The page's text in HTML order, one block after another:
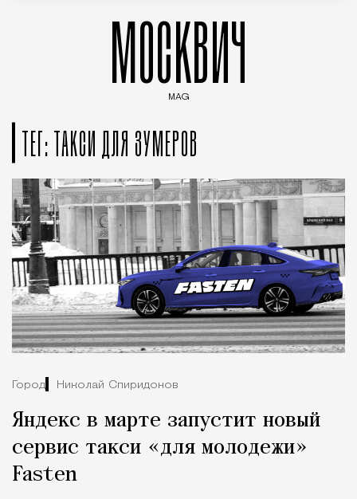
МОСКВИЧ
MAG
ТЕГ: ТАКСИ ДЛЯ ЗУМЕРОВ
Город Николай Спиридонов
Яндекс в марте запустит новый
сервис такси «для молодежи»
Fasten